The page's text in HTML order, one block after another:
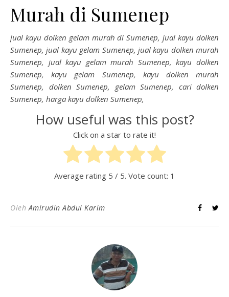
Murah di Sumenep
jual kayu dolken gelam murah di Sumenep, jual kayu dolken
Sumenep, jual kayu gelam Sumenep, jual kayu dolken murah
Sumenep, jual kayu gelam murah Sumenep, kayu dolken
Sumenep, kayu gelam Sumenep, kayu dolken murah
Sumenep, dolken Sumenep, gelam Sumenep, cari dolken
Sumenep, harga kayu dolken Sumenep,
How useful was this post?
Click on a star to rate it!
Average rating 5 / 5. Vote count: 1
OlehAmirudin Abdul Karim